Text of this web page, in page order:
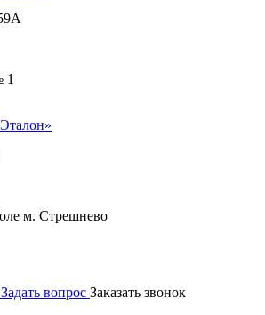
1
м. Стрешнево
Задать вопрос Заказать звонок